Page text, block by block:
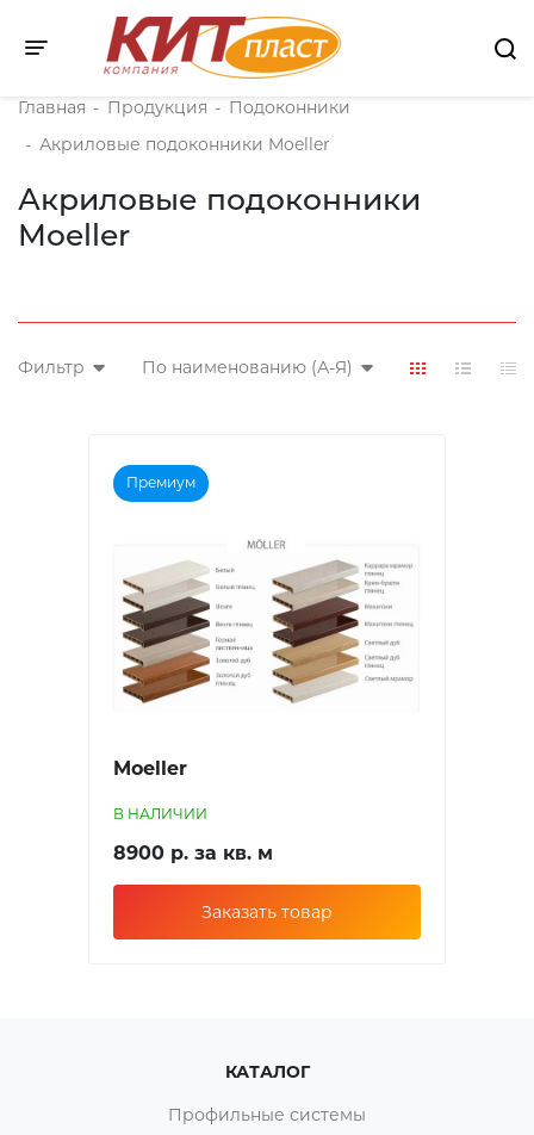
Toggle navigation
Главная - Продукция - Подоконники
- Акриловые подоконники Moeller
Акриловые подоконники
Moeller
Фильтр По наименованию (А-Я)
Премиум
Moeller
В НАЛИЧИИ
8900 р. за кв. м
Заказать товар
КАТАЛОГ
Профильные системы